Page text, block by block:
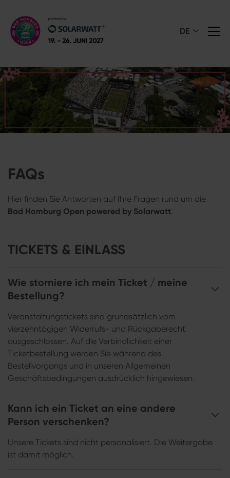
DE
FAQs
Hier finden Sie Antworten auf Ihre Fragen rund um die
Bad Homburg Open powered by Solarwatt.
TICKETS & EINLASS
Wie storniere ich mein Ticket / meine
Bestellung?
Veranstaltungstickets sind grundsätzlich vom
vierzehntägigen Widerrufs- und Rückgaberecht
ausgeschlossen. Auf die Verbindlichkeit einer
Ticketbestellung werden Sie während des
Bestellvorgangs und in unseren Allgemeinen
Geschäftsbedingungen ausdrücklich hingewiesen.
Kann ich ein Ticket an eine andere
Person verschenken?
Unsere Tickets sind nicht personalisiert. Die Weitergabe
ist damit möglich.